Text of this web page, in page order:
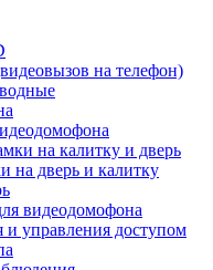
на телефон)
на калитку и дверь
на дверь и калитку
видеодомофона
управления доступом